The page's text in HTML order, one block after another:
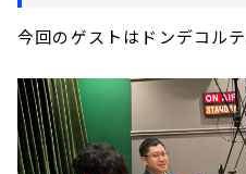
今回のゲストはドンデコルテ